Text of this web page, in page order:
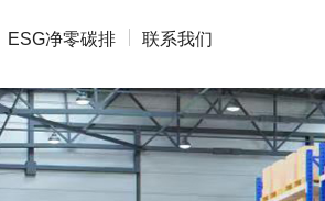
ESG净零碳排 联系我们